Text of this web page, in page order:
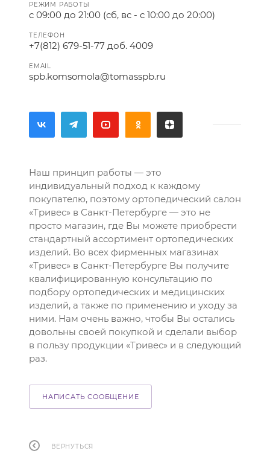
РЕЖИМ РАБОТЫ
с 09:00 до 21:00 (сб, вс - с 10:00 до 20:00)
ТЕЛЕФОН
+7(812) 679-51-77 доб. 4009
EMAIL
spb.komsomola@tomasspb.ru
Наш принцип работы — это
индивидуальный подход к каждому
покупателю, поэтому ортопедический салон
«Тривес» в Санкт-Петербурге — это не
просто магазин, где Вы можете приобрести
стандартный ассортимент ортопедических
изделий. Во всех фирменных магазинах
«Тривес» в Санкт-Петербурге Вы получите
квалифицированную консультацию по
подбору ортопедических и медицинских
изделий, а также по применению и уходу за
ними. Нам очень важно, чтобы Вы остались
довольны своей покупкой и сделали выбор
в пользу продукции «Тривес» и в следующий
раз.
НАПИСАТЬ СООБЩЕНИЕ
ВЕРНУТЬСЯ